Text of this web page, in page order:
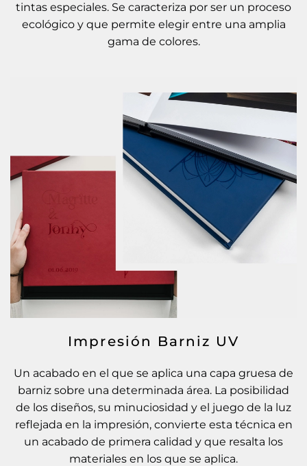
tintas especiales. Se caracteriza por ser un proceso
ecológico y que permite elegir entre una amplia
gama de colores.
Impresión Barniz UV
Un acabado en el que se aplica una capa gruesa de
barniz sobre una determinada área. La posibilidad
de los diseños, su minuciosidad y el juego de la luz
reflejada en la impresión, convierte esta técnica en
un acabado de primera calidad y que resalta los
materiales en los que se aplica.